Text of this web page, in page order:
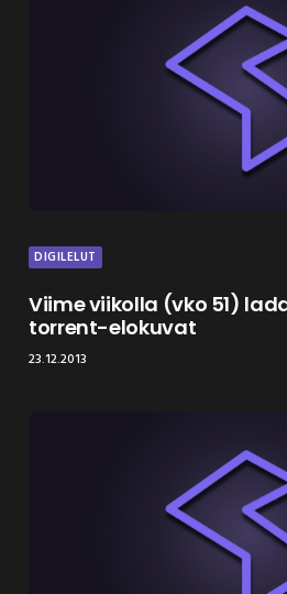
DIGILELUT
Viime viikolla (vko 51)
torrent-elokuvat
23.12.2013